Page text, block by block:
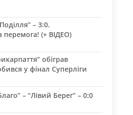
– 3:0.
перемога! (+ ВІДЕО)
обіграв
у фінал Суперліги
– “Лівий Берег” – 0:0